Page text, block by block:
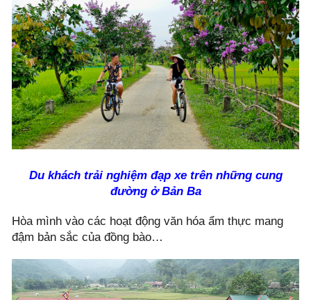
Du khách trải nghiệm đạp xe trên những cung
đường ở Bản Ba
Hòa mình vào các hoạt động văn hóa ẩm thực mang
đậm bản sắc của đồng bào…